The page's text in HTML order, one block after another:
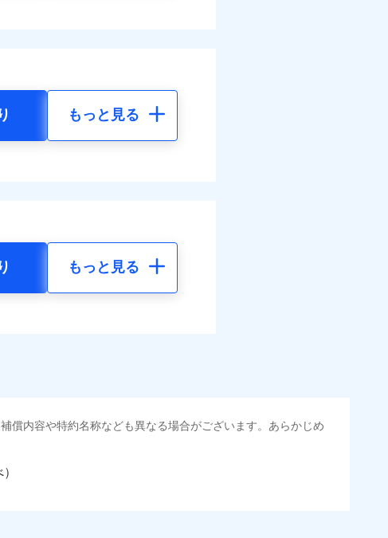
もっと見る
もっと見る
償内容や特約名称なども異なる場合がございます。あらかじめ